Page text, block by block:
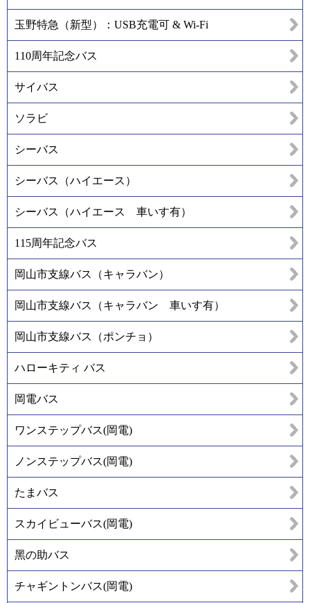
玉野特急（新型）：USB充電可 & Wi-Fi
110周年記念バス
サイバス
ソラビ
シーバス
シーバス（ハイエース）
シーバス（ハイエース 車いす有）
115周年記念バス
岡山市支線バス（キャラバン）
岡山市支線バス（キャラバン 車いす有）
岡山市支線バス（ポンチョ）
ハローキティ バス
岡電バス
ワンステップバス(岡電)
ノンステップバス(岡電)
たまバス
スカイビューバス(岡電)
黑の助バス
チャギントンバス(岡電)